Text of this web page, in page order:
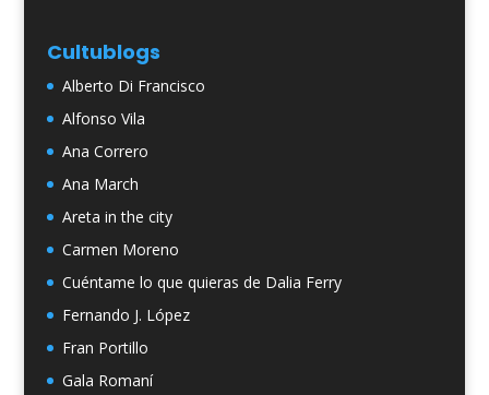
Cultublogs
Alberto Di Francisco
Alfonso Vila
Ana Correro
Ana March
Areta in the city
Carmen Moreno
Cuéntame lo que quieras de Dalia Ferry
Fernando J. López
Fran Portillo
Gala Romaní